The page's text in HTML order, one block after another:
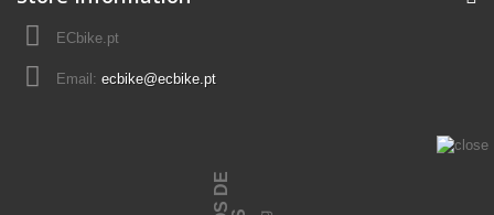
ECbike.pt
Email: ecbike@ecbike.pt